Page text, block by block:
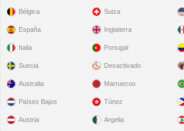
Bélgica
España
Italia
Suecia
Suiza
Inglaterra
Portugal
Desactivado
Australia
Países Bajos
Austria
Marruecos
Túnez
Argelia